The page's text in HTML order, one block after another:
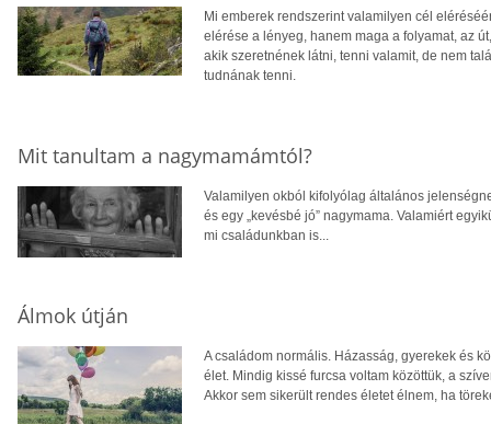
Mi emberek rendszerint valamilyen cél
elérése a lényeg, hanem maga a folyamat, az
akik szeretnének látni, tenni valamit, de nem
tudnának tenni.
Mit tanultam a nagymamámtól?
Valamilyen okból kifolyólag általános
és egy „kevésbé jó” nagymama. Valamiért
mi családunkban is...
Álmok útján
A családom normális. Házasság, gyerekek és
élet. Mindig kissé furcsa voltam közöttük, a
Akkor sem sikerült rendes életet élnem, ha